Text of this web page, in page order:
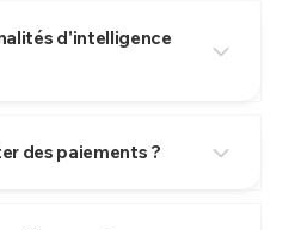
d'intelligence
des paiements ?